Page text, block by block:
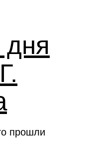
дня
прошли